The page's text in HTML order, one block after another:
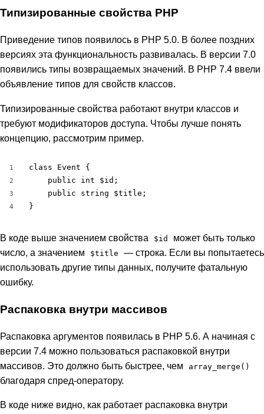
Типизированные свойства PHP
Приведение типов появилось в PHP 5.0. В более поздних
версиях эта функциональность развивалась. В версии 7.0
появились типы возвращаемых значений. В PHP 7.4 ввели
объявление типов для свойств классов.
Типизированные свойства работают внутри классов и
требуют модификаторов доступа. Чтобы лучше понять
концепцию, рассмотрим пример.
1
2
3
4
class Event {
    public int $id;
    public string $title;
}
В коде выше значением свойства $id
может быть только
число, а значением
$title
— строка. Если вы попытаетесь
использовать другие типы данных, получите фатальную
ошибку.
Распаковка внутри массивов
Распаковка аргументов появилась в PHP 5.6. А начиная с
версии 7.4 можно пользоваться распаковкой внутри
массивов. Это должно быть быстрее, чем
array_merge()
благодаря спред-оператору.
В коде ниже видно, как работает распаковка внутри